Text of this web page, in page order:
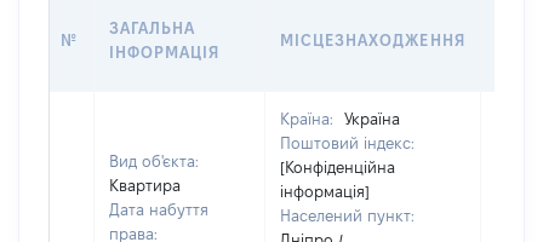
№
ЗАГАЛЬНА
ІНФОРМАЦІЯ
МІСЦЕЗНАХОДЖЕННЯ
Вид об'єкта:
Квартира
Дата набуття
права:
Країна:
Україна
Поштовий індекс:
[Конфіденційна
інформація]
Населений пункт: